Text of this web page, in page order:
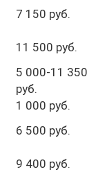
7 150 руб.
11 500 руб.
5 000-11 350
руб.
1 000 руб.
6 500 руб.
9 400 руб.